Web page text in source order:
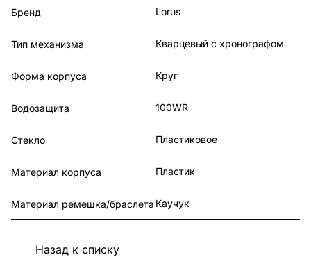
Бренд Lorus
Тип механизма Кварцевый с хронографом
Форма корпуса Круг
Водозащита 100WR
Стекло Пластиковое
Материал корпуса Пластик
Материал ремешка/браслета Каучук
Назад к списку